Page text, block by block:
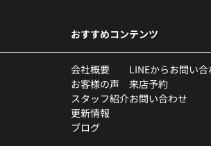
おすすめコンテンツ
会社概要
お客様の声
スタッフ紹介
更新情報
ブログ
LINEからお問い合
来店予約
お問い合わせ